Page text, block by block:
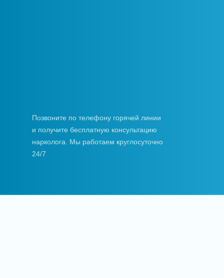
Позвоните по телефону горячей линии
и получите бесплатную консультацию
нарколога. Мы работаем круглосуточно
24/7